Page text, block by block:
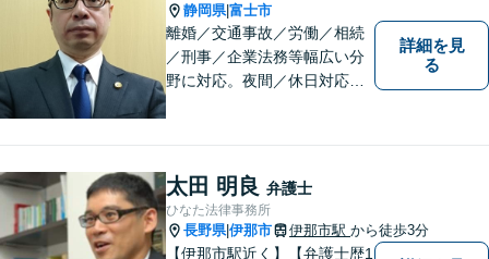
静岡県|富士市
離婚／交通事故／労働／相続
／刑事／企業法務等幅広い分
野に対応。夜間／休日対応
っていません
詳細を見
る
太田 明良 弁護士
ひなた法律事務所
長野県|伊那市 伊那市駅 から徒歩3分
【伊那市駅近く】【弁護士歴1